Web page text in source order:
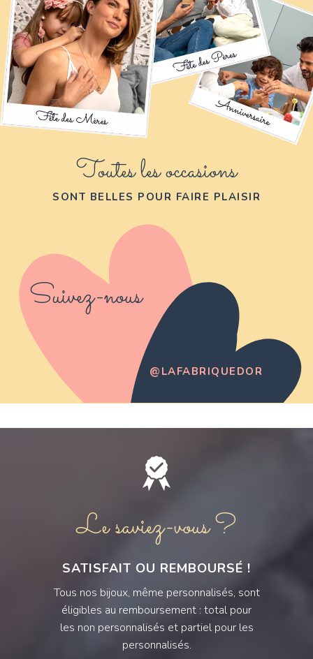
Toutes les occasions
SONT BELLES POUR FAIRE PLAISIR
Suivez-nous
@LAFABRIQUEDOR
Le saviez-vous ?
SATISFAIT OU REMBOURSÉ !
Tous nos bijoux, même personnalisés, sont
éligibles au remboursement : total pour
les non personnalisés et partiel pour les
personnalisés.